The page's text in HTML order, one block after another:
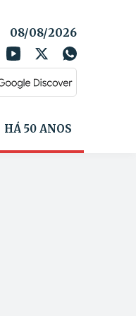
08/08/2026
HÁ 50 ANOS